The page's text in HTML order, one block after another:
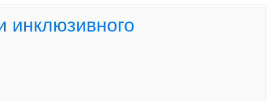
инклюзивного